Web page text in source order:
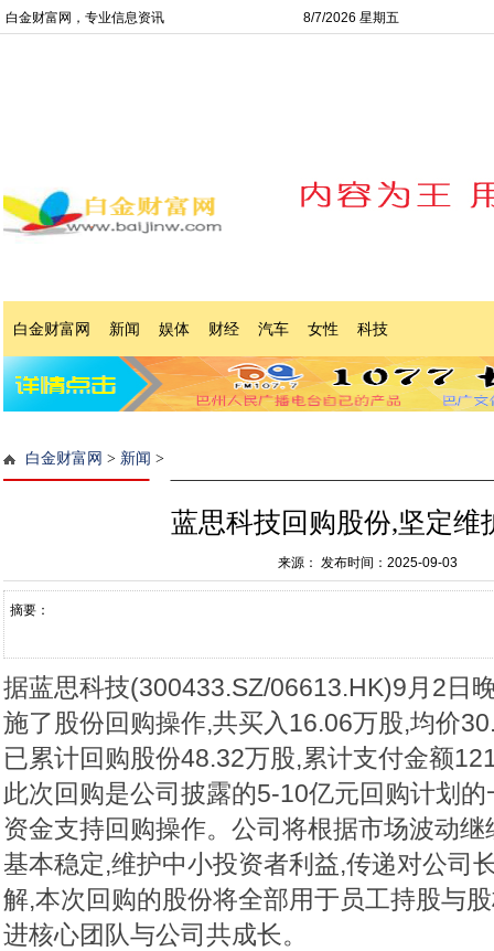
白金财富网，专业信息资讯 8/7/2026 星期五
白金财富网 新闻 娱体 财经 汽车 女性 科技
白金财富网 > 新闻 >
蓝思科技回购股份,坚定维
来源： 发布时间：2025-09-03
摘要：
据蓝思科技(300433.SZ/06613.HK)9月2日
施了股份回购操作,共买入16.06万股,均价
已累计回购股份48.32万股,累计支付金额
此次回购是公司披露的5-10亿元回购计划
资金支持回购操作。公司将根据市场波动
基本稳定,维护中小投资者利益,传递对公司
解,本次回购的股份将全部用于员工持股与
进核心团队与公司共成长。